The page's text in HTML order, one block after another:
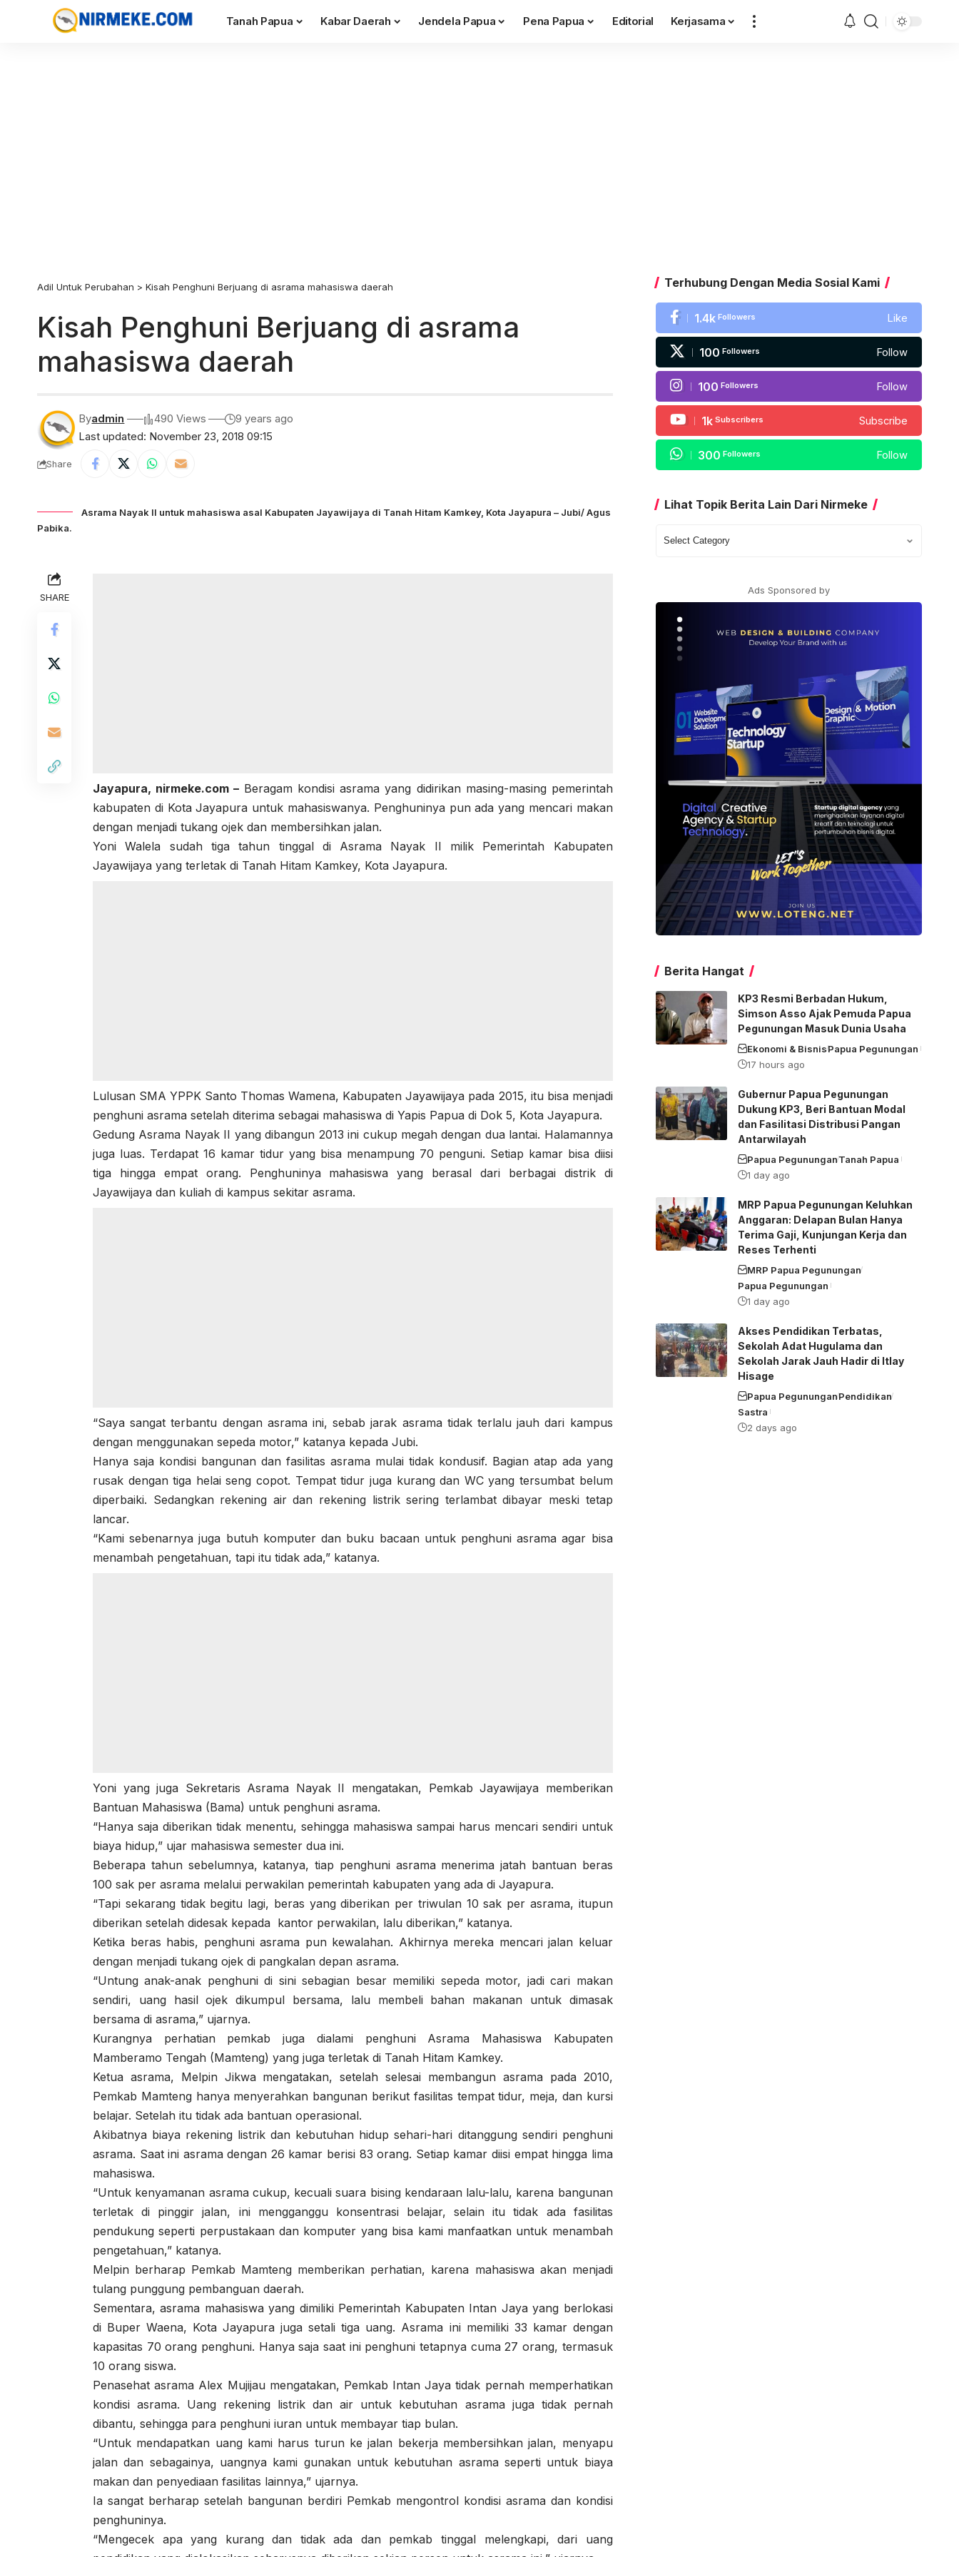
Tanah Papua Kabar Daerah Jendela Papua Pena Papua Editorial Kerjasama
Adil Untuk Perubahan > Kisah Penghuni Berjuang di asrama mahasiswa daerah
Kisah Penghuni Berjuang di asrama
mahasiswa daerah
Last updated: November 23, 2018 09:15
Byadmin 490 Views 9 years ago
Share
Asrama Nayak II untuk mahasiswa asal Kabupaten Jayawijaya di Tanah Hitam Kamkey, Kota Jayapura – Jubi/ Agus
Pabika.
SHARE
Jayapura, nirmeke.com – Beragam kondisi asrama yang didirikan masing-masing pemerintah
kabupaten di Kota Jayapura untuk mahasiswanya. Penghuninya pun ada yang mencari makan
dengan menjadi tukang ojek dan membersihkan jalan.
Yoni Walela sudah tiga tahun tinggal di Asrama Nayak II milik Pemerintah Kabupaten
Jayawijaya yang terletak di Tanah Hitam Kamkey, Kota Jayapura.
Lulusan SMA YPPK Santo Thomas Wamena, Kabupaten Jayawijaya pada 2015, itu bisa menjadi
penghuni asrama setelah diterima sebagai mahasiswa di Yapis Papua di Dok 5, Kota Jayapura.
Gedung Asrama Nayak II yang dibangun 2013 ini cukup megah dengan dua lantai. Halamannya
juga luas. Terdapat 16 kamar tidur yang bisa menampung 70 penguni. Setiap kamar bisa diisi
tiga hingga empat orang. Penghuninya mahasiswa yang berasal dari berbagai distrik di
Jayawijaya dan kuliah di kampus sekitar asrama.
“Saya sangat terbantu dengan asrama ini, sebab jarak asrama tidak terlalu jauh dari kampus
dengan menggunakan sepeda motor,” katanya kepada Jubi.
Hanya saja kondisi bangunan dan fasilitas asrama mulai tidak kondusif. Bagian atap ada yang
rusak dengan tiga helai seng copot. Tempat tidur juga kurang dan WC yang tersumbat belum
diperbaiki. Sedangkan rekening air dan rekening listrik sering terlambat dibayar meski tetap
lancar.
“Kami sebenarnya juga butuh komputer dan buku bacaan untuk penghuni asrama agar bisa
menambah pengetahuan, tapi itu tidak ada,” katanya.
Yoni yang juga Sekretaris Asrama Nayak II mengatakan, Pemkab Jayawijaya memberikan
Bantuan Mahasiswa (Bama) untuk penghuni asrama.
“Hanya saja diberikan tidak menentu, sehingga mahasiswa sampai harus mencari sendiri untuk
biaya hidup,” ujar mahasiswa semester dua ini.
Beberapa tahun sebelumnya, katanya, tiap penghuni asrama menerima jatah bantuan beras
100 sak per asrama melalui perwakilan pemerintah kabupaten yang ada di Jayapura.
“Tapi sekarang tidak begitu lagi, beras yang diberikan per triwulan 10 sak per asrama, itupun
diberikan setelah didesak kepada kantor perwakilan, lalu diberikan,” katanya.
Ketika beras habis, penghuni asrama pun kewalahan. Akhirnya mereka mencari jalan keluar
dengan menjadi tukang ojek di pangkalan depan asrama.
“Untung anak-anak penghuni di sini sebagian besar memiliki sepeda motor, jadi cari makan
sendiri, uang hasil ojek dikumpul bersama, lalu membeli bahan makanan untuk dimasak
bersama di asrama,” ujarnya.
Kurangnya perhatian pemkab juga dialami penghuni Asrama Mahasiswa Kabupaten
Mamberamo Tengah (Mamteng) yang juga terletak di Tanah Hitam Kamkey.
Ketua asrama, Melpin Jikwa mengatakan, setelah selesai membangun asrama pada 2010,
Pemkab Mamteng hanya menyerahkan bangunan berikut fasilitas tempat tidur, meja, dan kursi
belajar. Setelah itu tidak ada bantuan operasional.
Akibatnya biaya rekening listrik dan kebutuhan hidup sehari-hari ditanggung sendiri penghuni
asrama. Saat ini asrama dengan 26 kamar berisi 83 orang. Setiap kamar diisi empat hingga lima
mahasiswa.
“Untuk kenyamanan asrama cukup, kecuali suara bising kendaraan lalu-lalu, karena bangunan
terletak di pinggir jalan, ini mengganggu konsentrasi belajar, selain itu tidak ada fasilitas
pendukung seperti perpustakaan dan komputer yang bisa kami manfaatkan untuk menambah
pengetahuan,” katanya.
Melpin berharap Pemkab Mamteng memberikan perhatian, karena mahasiswa akan menjadi
tulang punggung pembanguan daerah.
Sementara, asrama mahasiswa yang dimiliki Pemerintah Kabupaten Intan Jaya yang berlokasi
di Buper Waena, Kota Jayapura juga setali tiga uang. Asrama ini memiliki 33 kamar dengan
kapasitas 70 orang penghuni. Hanya saja saat ini penghuni tetapnya cuma 27 orang, termasuk
10 orang siswa.
Penasehat asrama Alex Mujijau mengatakan, Pemkab Intan Jaya tidak pernah memperhatikan
kondisi asrama. Uang rekening listrik dan air untuk kebutuhan asrama juga tidak pernah
dibantu, sehingga para penghuni iuran untuk membayar tiap bulan.
“Untuk mendapatkan uang kami harus turun ke jalan bekerja membersihkan jalan, menyapu
jalan dan sebagainya, uangnya kami gunakan untuk kebutuhan asrama seperti untuk biaya
makan dan penyediaan fasilitas lainnya,” ujarnya.
Ia sangat berharap setelah bangunan berdiri Pemkab mengontrol kondisi asrama dan kondisi
penghuninya.
“Mengecek apa yang kurang dan tidak ada dan pemkab tinggal melengkapi, dari uang
Terhubung Dengan Media Sosial Kami
1.4k Followers Like
100 Followers Follow
100 Followers Follow
1k Subscribers Subscribe
300 Followers Follow
Lihat Topik Berita Lain Dari Nirmeke
Lihat
Nirmeke
Ads Sponsored by
Berita Hangat
KP3 Resmi Berbadan Hukum,
Simson Asso Ajak Pemuda Papua
Pegunungan Masuk Dunia Usaha
Ekonomi & BisnisPapua Pegunungan
17 hours ago
Gubernur Papua Pegunungan
Dukung KP3, Beri Bantuan Modal
dan Fasilitasi Distribusi Pangan
Antarwilayah
Papua PegununganTanah Papua
1 day ago
MRP Papua Pegunungan Keluhkan
Anggaran: Delapan Bulan Hanya
Terima Gaji, Kunjungan Kerja dan
Reses Terhenti
MRP Papua Pegunungan
Papua Pegunungan
1 day ago
Akses Pendidikan Terbatas,
Sekolah Adat Hugulama dan
Sekolah Jarak Jauh Hadir di Itlay
Hisage
Papua PegununganPendidikan
Sastra
2 days ago